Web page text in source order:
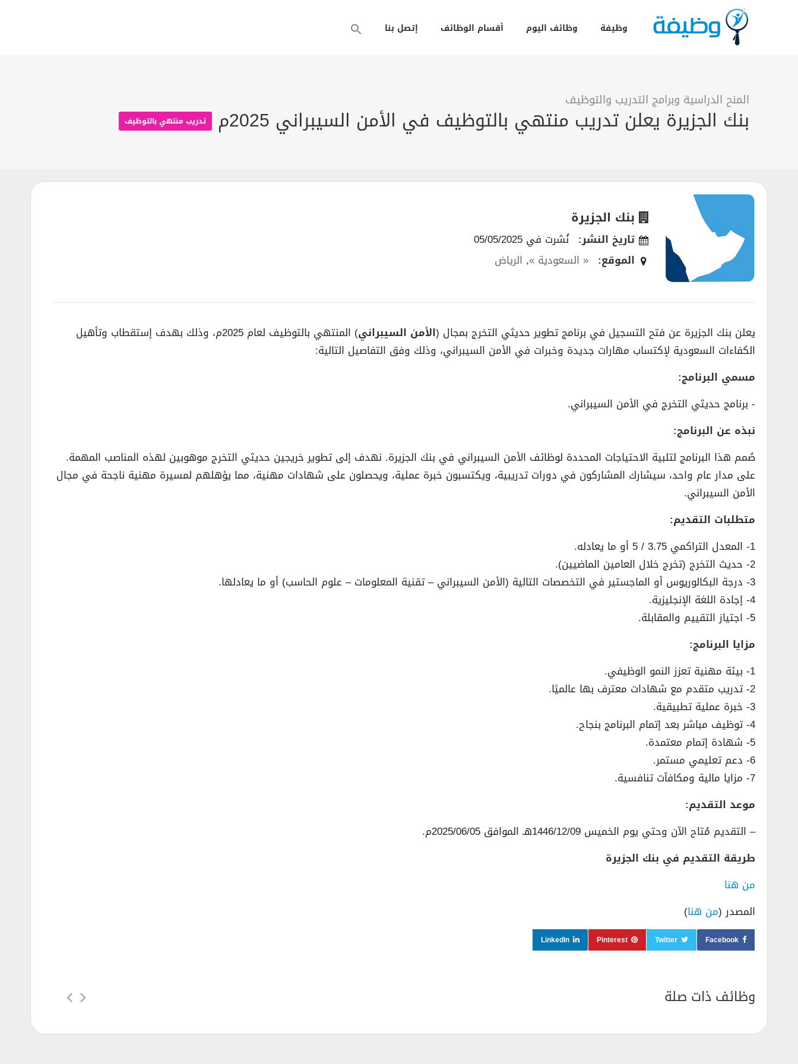
وظيفة وظائف اليوم أقسام الوظائف إتصل بنا
المنح الدراسية وبرامج التدريب والتوظيف
بنك الجزيرة يعلن تدريب منتهي بالتوظيف في الأمن السيبراني 2025م تدريب منتهي بالتوظيف
بنك الجزيرة
تاريخ النشر: نُشرت في 05/05/2025
الموقع: « السعودية », الرياض
يعلن بنك الجزيرة عن فتح التسجيل في برنامج تطوير حديثي التخرج بمجال (الأمن السيبراني
) المنتهي بالتوظيف لعام 2025م، وذلك بهدف إستقطاب وتأهيل
الكفاءات السعودية لإكتساب مهارات جديدة وخبرات في الأمن السيبراني، وذلك وفق التفاصيل التالية:
مسمي البرنامج:
­- برنامج حديثي التخرج في الأمن السيبراني.
نبذه عن البرنامج:
صُمم هذا البرنامج لتلبية الاحتياجات المحددة لوظائف الأمن السيبراني في بنك الجزيرة. نهدف إلى تطوير خريجين حديثي التخرج موهوبين لهذه المناصب المهمة.
على مدار عام واحد، سيشارك المشاركون في دورات تدريبية، ويكتسبون خبرة عملية، ويحصلون على شهادات مهنية، مما يؤهلهم لمسيرة مهنية ناجحة في مجال
الأمن السيبراني.
متطلبات التقديم:
1- المعدل التراكمي 3.75 / 5 أو ما يعادله.
2- حديث التخرج (تخرج خلال العامين الماضيين).
3- درجة البكالوريوس أو الماجستير في التخصصات التالية (الأمن السيبراني – تقنية المعلومات – علوم الحاسب) أو ما يعادلها.
4- إجادة اللغة الإنجليزية.
5- اجتياز التقييم والمقابلة.
مزايا البرنامج:
1- بيئة مهنية تعزز النمو الوظيفي.
2- تدريب متقدم مع شهادات معترف بها عالميًا.
3- خبرة عملية تطبيقية.
4- توظيف مباشر بعد إتمام البرنامج بنجاح.
5- شهادة إتمام معتمدة.
6- دعم تعليمي مستمر.
7- مزايا مالية ومكافآت تنافسية.
موعد التقديم:
– التقديم مُتاح الآن وحتي يوم الخميس 1446/12/09هـ الموافق 2025/06/05م.
طريقة التقديم في بنك الجزيرة
من هنا
المصدر (من هنا)
Facebook
Twitter
Pinterest
LinkedIn
وظائف ذات صلة